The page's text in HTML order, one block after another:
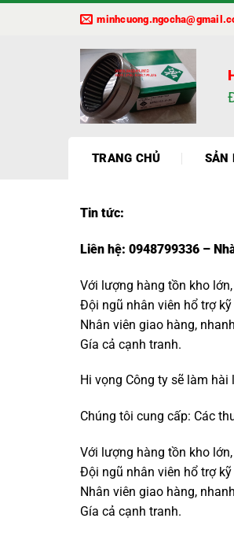
TRANG CHỦ SẢN
Tin tức:
Liên hệ: 0948799336 –
Với lượng hàng tồn kho
Đội ngũ nhân viên hổ trợ
Nhân viên giao hàng,
Gía cả cạnh tranh.
Hi vọng Công ty sẽ làm hài
Chúng tôi cung cấp: Các
Với lượng hàng tồn kho
Đội ngũ nhân viên hổ trợ
Nhân viên giao hàng,
Gía cả cạnh tranh.